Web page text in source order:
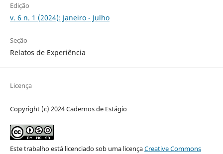
Edição
v. 6 n. 1 (2024): Janeiro - Julho
Seção
Relatos de Experiência
Licença
Copyright (c) 2024 Cadernos de Estágio
Este trabalho está licenciado sob uma licençaCreative Commons